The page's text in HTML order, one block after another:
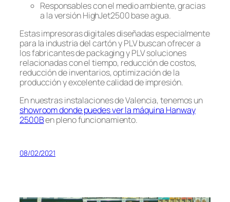
Responsables con el medio ambiente, gracias
a la versión HighJet2500 base agua.
Estas impresoras digitales diseñadas especialmente
para la industria del cartón y PLV buscan ofrecer a
los fabricantes de packaging y PLV soluciones
relacionadas con el tiempo, reducción de costos,
reducción de inventarios, optimización de la
producción y excelente calidad de impresión.
En nuestras instalaciones de Valencia, tenemos un
showroom donde puedes ver la máquina Hanway
2500Ben pleno funcionamiento.
08/02/2021